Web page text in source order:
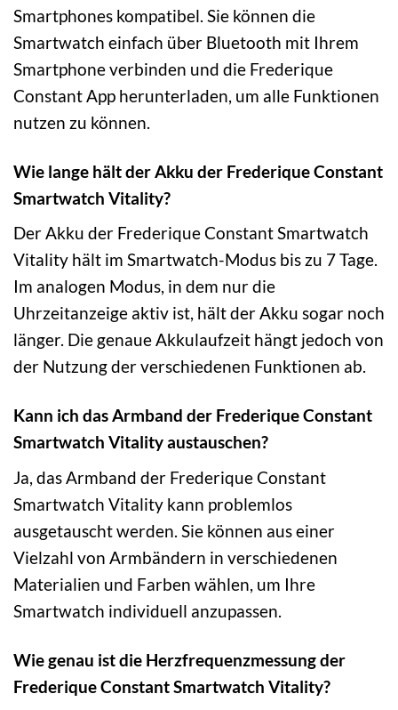
Smartphones kompatibel. Sie können die
Smartwatch einfach über Bluetooth mit Ihrem
Smartphone verbinden und die Frederique
Constant App herunterladen, um alle Funktionen
nutzen zu können.
Wie lange hält der Akku der Frederique Constant
Smartwatch Vitality?
Der Akku der Frederique Constant Smartwatch
Vitality hält im Smartwatch-Modus bis zu 7 Tage.
Im analogen Modus, in dem nur die
Uhrzeitanzeige aktiv ist, hält der Akku sogar noch
länger. Die genaue Akkulaufzeit hängt jedoch von
der Nutzung der verschiedenen Funktionen ab.
Kann ich das Armband der Frederique Constant
Smartwatch Vitality austauschen?
Ja, das Armband der Frederique Constant
Smartwatch Vitality kann problemlos
ausgetauscht werden. Sie können aus einer
Vielzahl von Armbändern in verschiedenen
Materialien und Farben wählen, um Ihre
Smartwatch individuell anzupassen.
Wie genau ist die Herzfrequenzmessung der
Frederique Constant Smartwatch Vitality?